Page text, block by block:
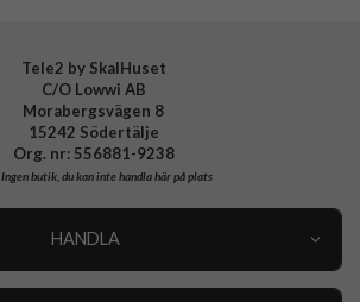
Tele2 by SkalHuset
C/O Lowwi AB
Morabergsvägen 8
15242 Södertälje
Org. nr: 556881-9238
Ingen butik, du kan inte handla här på plats
HANDLA